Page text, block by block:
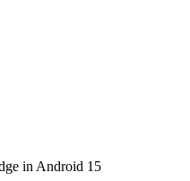
in Android 15